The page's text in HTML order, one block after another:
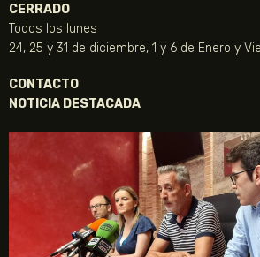
CERRADO
Todos los lunes
24, 25 y 31 de diciembre, 1 y 6 de Enero y
CONTACTO
NOTICIA DESTACADA